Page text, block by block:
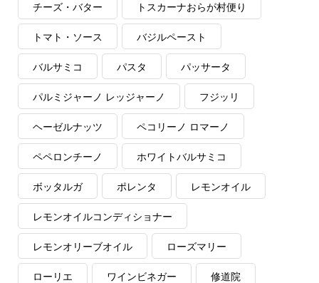
チーズ・バター トスカーナおらが村便り
トマト・ソース バジルペースト
バルサミコ パスタ パッサータ
パルミジャーノ レッジャーノ フジッリ
ヘーゼルナッツ ペコリーノ ロマーノ
ペペロンチーノ ホワイトバルサミコ
ボッタルガ ポレンタ レモンオイル
レモンオイルコンディショナー
レモンオリーブオイル ローズマリー
ローリエ ワインビネガー 修道院